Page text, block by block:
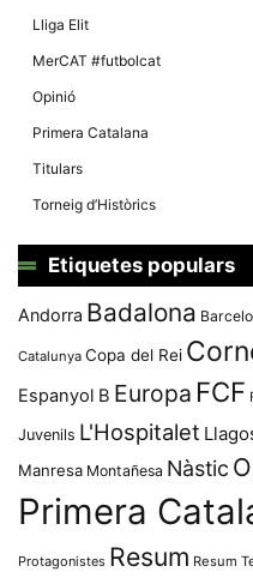
Lliga Elit
MerCAT #futbolcat
Opinió
Primera Catalana
Titulars
Torneig d’Històrics
Etiquetes populars
Andorra Badalona
Catalunya Copa del Rei
Espanyol B Europa FCF
Juvenils L'Hospitalet
Manresa Montañesa Nàstic
Primera
Protagonistes Resum Resum